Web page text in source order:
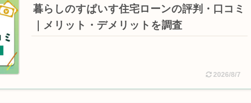
暮らしのすぱいす住宅ローンの評判・口コミ
｜メリット・デメリットを調査
2026/8/7